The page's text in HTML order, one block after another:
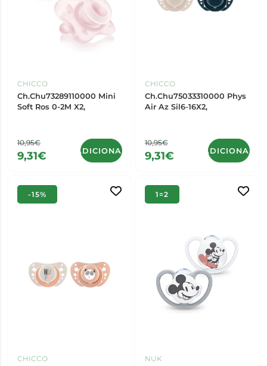
CHICCO
Ch.Chu73289110000 Mini
Soft Ros 0-2M X2,
10,95€
9,31€ ADICIONAR
CHICCO
Ch.Chu75033310000 Phys
Air Az Sil6-16X2,
10,95€
9,31€ ADICIONAR
-15%
CHICCO
1=2
NUK